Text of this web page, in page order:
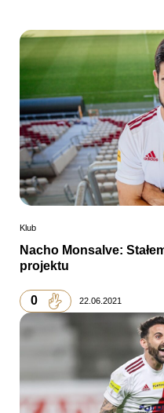
Klub
Nacho Monsalve:
projektu
0 22.06.2021